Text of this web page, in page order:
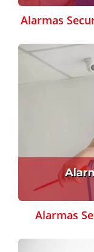
Alarmas
Alarmas